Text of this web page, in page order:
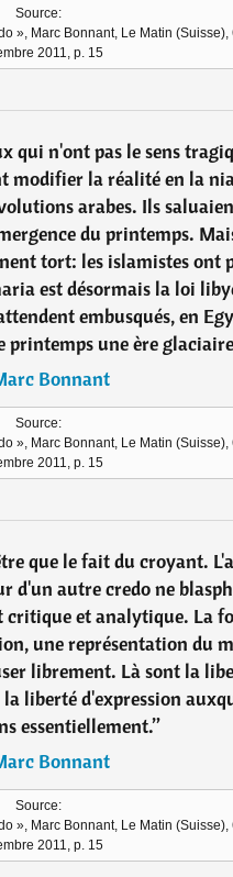
Source:
», Marc Bonnant, Le Matin (Suisse),
2011, p. 15
qui n'ont pas le sens
modifier la réalité en la
arabes. Ils
du printemps.
tort: les islamistes ont
est désormais la loi
embusqués, en
printemps une ère
Bonnant
Source:
», Marc Bonnant, Le Matin (Suisse),
2011, p. 15
que le fait du croyant.
d'un autre credo ne
critique et analytique. La
une représentation du
librement. Là sont la
liberté d'expression
essentiellement.”
Bonnant
Source:
», Marc Bonnant, Le Matin (Suisse),
2011, p. 15